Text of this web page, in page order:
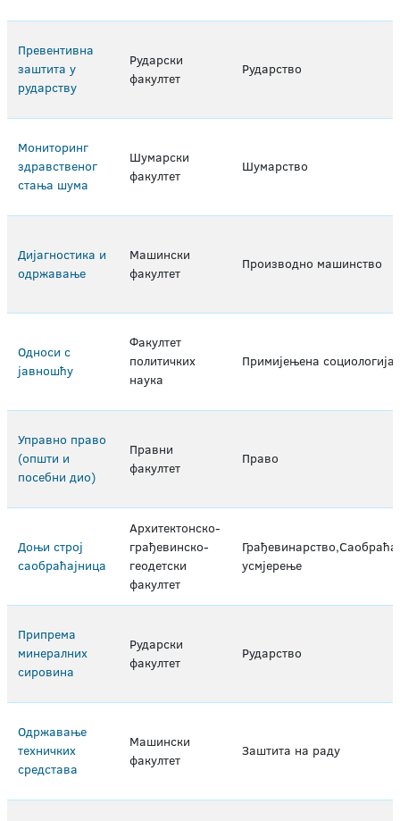
Превентивна
заштита у
рударству
Рударски
факултет
Рударство
Мониторинг
здравственог
стања шума
Шумарски
факултет
Шумарство
Дијагностика и
одржавање
Машински
факултет
Производно машинство
Односи с
јавношћу
Факултет
политичких
наука
Примијењена социологија
Управно право
(општи и
посебни дио)
Правни
факултет
Право
Доњи строј
саобраћајница
Архитектонско-
грађевинско-
геодетски
факултет
усмјерење
Припрема
минералних
сировина
Рударски
факултет
Рударство
Одржавање
техничких
средстава
Машински
факултет
Заштита на раду